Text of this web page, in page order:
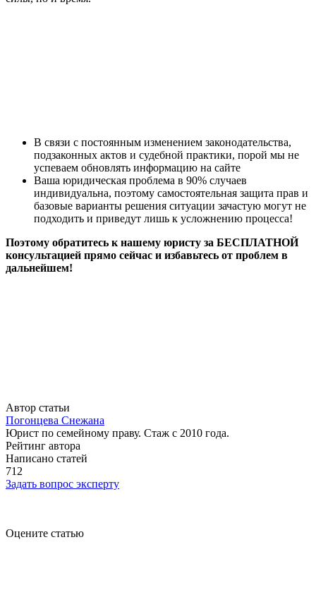
В связи с постоянным изменением законодательства,
подзаконных актов и судебной практики, порой мы не
успеваем обновлять информацию на сайте
Ваша юридическая проблема в 90% случаев
индивидуальна, поэтому самостоятельная защита прав и
базовые варианты решения ситуации зачастую могут не
подходить и приведут лишь к усложнению процесса!
Поэтому обратитесь к нашему юристу за БЕСПЛАТНОЙ
консультацией прямо сейчас и избавьтесь от проблем в
дальнейшем!
Автор статьи
Погонцева Снежана
Юрист по семейному праву. Стаж с 2010 года.
Рейтинг автора
Написано статей
712
Задать вопрос эксперту
Оцените статью